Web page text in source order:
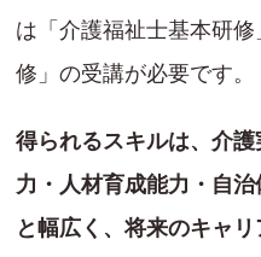
は「介護福祉士基本研
修」の受講が必要です。
得られるスキルは、介
力・人材育成能力・自
と幅広く、将来のキャ